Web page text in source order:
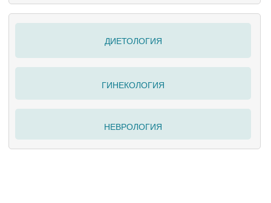
ДИЕТОЛОГИЯ
ГИНЕКОЛОГИЯ
НЕВРОЛОГИЯ